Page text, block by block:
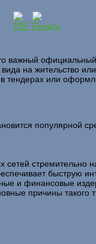
важный
на жительство
тендерах или
популярной
стремительно
быструю
и финансовые
причины такого